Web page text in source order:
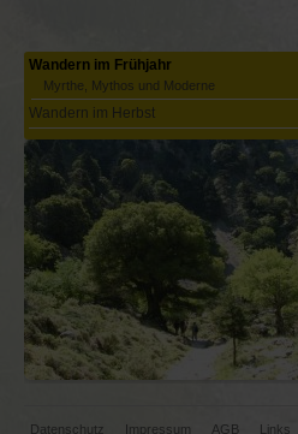
Navigation
überspringen
Wandern im Frühjahr
Myrthe, Mythos und Moderne
Wandern im Herbst
Datenschutz Impressum AGB Links